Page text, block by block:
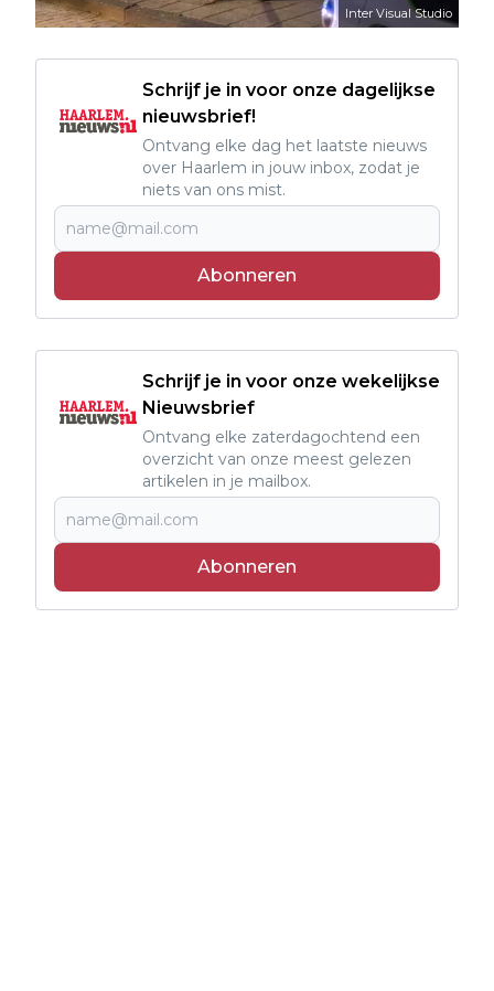
Inter Visual Studio
Schrijf je in voor onze dagelijkse
nieuwsbrief!
Ontvang elke dag het laatste nieuws
over Haarlem in jouw inbox, zodat je
niets van ons mist.
Abonneren
Schrijf je in voor onze wekelijkse
Nieuwsbrief
Ontvang elke zaterdagochtend een
overzicht van onze meest gelezen
artikelen in je mailbox.
Abonneren